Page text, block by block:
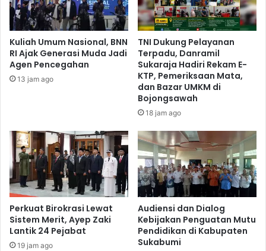
Kuliah Umum Nasional, BNN
RI Ajak Generasi Muda Jadi
Agen Pencegahan
13 jam ago
TNI Dukung Pelayanan
Terpadu, Danramil
Sukaraja Hadiri Rekam E-
KTP, Pemeriksaan Mata,
dan Bazar UMKM di
Bojongsawah
18 jam ago
Perkuat Birokrasi Lewat
Sistem Merit, Ayep Zaki
Lantik 24 Pejabat
19 jam ago
Audiensi dan Dialog
Kebijakan Penguatan Mutu
Pendidikan di Kabupaten
Sukabumi